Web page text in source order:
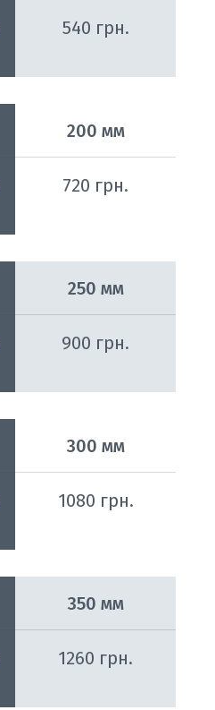
540 грн.
200 мм
720 грн.
250 мм
900 грн.
300 мм
1080 грн.
350 мм
1260 грн.